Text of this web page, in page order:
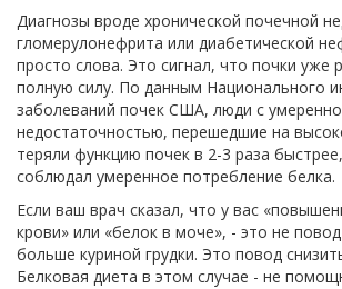
Диагнозы вроде хронической почечной
гломерулонефрита или диабетической
просто слова. Это сигнал, что почки уже
полную силу. По данным Национального
заболеваний почек США, люди с
недостаточностью, перешедшие на
теряли функцию почек в 2-3 раза
соблюдал умеренное потребление белка.
Если ваш врач сказал, что у вас
крови» или «белок в моче», - это не
больше куриной грудки. Это повод
Белковая диета в этом случае - не